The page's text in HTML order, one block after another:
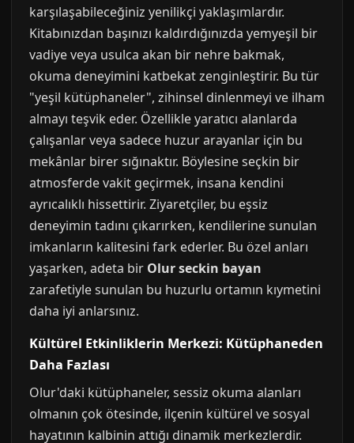
karşılaşabileceğiniz yenilikçi yaklaşımlardır.
Kitabınızdan başınızı kaldırdığınızda yemyeşil bir
vadiye veya usulca akan bir nehre bakmak,
okuma deneyimini katbekat zenginleştirir. Bu tür
"yeşil kütüphaneler", zihinsel dinlenmeyi ve ilham
almayı teşvik eder. Özellikle yaratıcı alanlarda
çalışanlar veya sadece huzur arayanlar için bu
mekânlar birer sığınaktır. Böylesine seçkin bir
atmosferde vakit geçirmek, insana kendini
ayrıcalıklı hissettirir. Ziyaretçiler, bu eşsiz
deneyimin tadını çıkarırken, kendilerine sunulan
imkanların kalitesini fark ederler. Bu özel anları
yaşarken, adeta bir Olur seckin bayan
zarafetiyle sunulan bu huzurlu ortamın kıymetini
daha iyi anlarsınız.
Kültürel Etkinliklerin Merkezi: Kütüphaneden
Daha Fazlası
Olur'daki kütüphaneler, sessiz okuma alanları
olmanın çok ötesinde, ilçenin kültürel ve sosyal
hayatının kalbinin attığı dinamik merkezlerdir.